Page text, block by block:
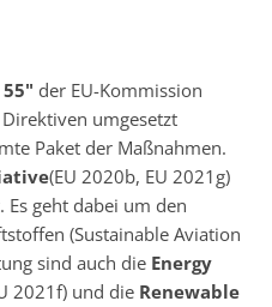
der EU-Kommission
umgesetzt
Paket der Maßnahmen.
(EU 2020b, EU 2021g)
geht dabei um den
(Sustainable Aviation
sind auch die Energy
2021f) und die Renewable